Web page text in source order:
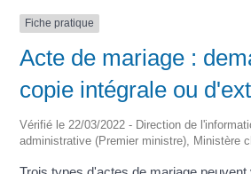
Fiche pratique
Acte de mariage :
copie intégrale ou
Vérifié le 22/03/2022 - Direction de
administrative (Premier ministre), Ministère